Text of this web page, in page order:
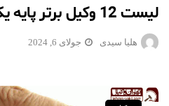
لیست 12 وکیل برتر پایه یک دادگستری در شیراز
هلیا سیدی جولای 6, 2024